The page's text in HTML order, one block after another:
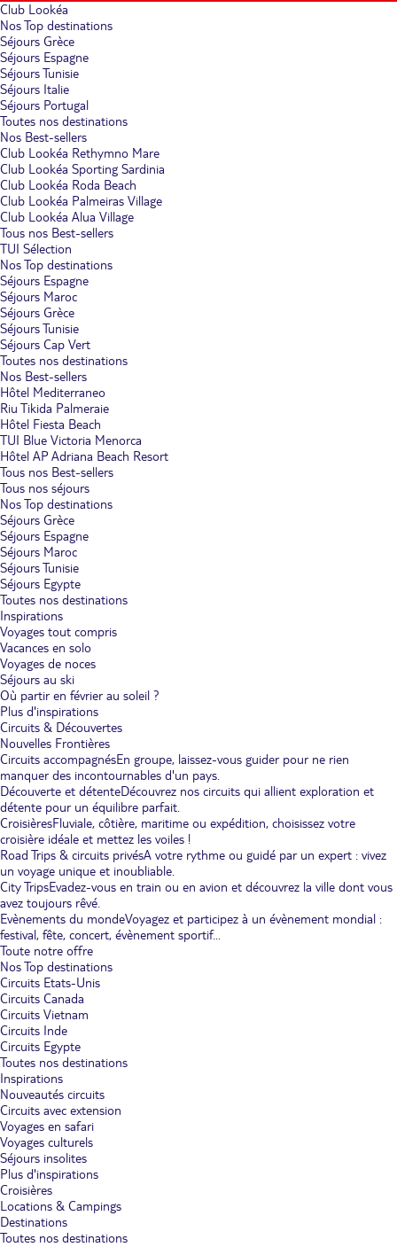
Club Lookéa
Nos Top destinations
Séjours Grèce
Séjours Espagne
Séjours Tunisie
Séjours Italie
Séjours Portugal
Toutes nos destinations
Nos Best-sellers
Club Lookéa Rethymno Mare
Club Lookéa Sporting Sardinia
Club Lookéa Roda Beach
Club Lookéa Palmeiras Village
Club Lookéa Alua Village
Tous nos Best-sellers
TUI Sélection
Nos Top destinations
Séjours Espagne
Séjours Maroc
Séjours Grèce
Séjours Tunisie
Séjours Cap Vert
Toutes nos destinations
Nos Best-sellers
Hôtel Mediterraneo
Riu Tikida Palmeraie
Hôtel Fiesta Beach
TUI Blue Victoria Menorca
Hôtel AP Adriana Beach Resort
Tous nos Best-sellers
Tous nos séjours
Nos Top destinations
Séjours Grèce
Séjours Espagne
Séjours Maroc
Séjours Tunisie
Séjours Egypte
Toutes nos destinations
Inspirations
Voyages tout compris
Vacances en solo
Voyages de noces
Séjours au ski
Où partir en février au soleil ?
Plus d'inspirations
Circuits & Découvertes
Nouvelles Frontières
Circuits accompagnésEn groupe, laissez-vous guider pour ne rien
manquer des incontournables d'un pays.
Découverte et détenteDécouvrez nos circuits qui allient exploration et
détente pour un équilibre parfait.
CroisièresFluviale, côtière, maritime ou expédition, choisissez votre
croisière idéale et mettez les voiles !
Road Trips & circuits privésA votre rythme ou guidé par un expert : vivez
un voyage unique et inoubliable.
City TripsEvadez-vous en train ou en avion et découvrez la ville dont vous
avez toujours rêvé.
Evènements du mondeVoyagez et participez à un évènement mondial :
festival, fête, concert, évènement sportif...
Toute notre offre
Nos Top destinations
Circuits Etats-Unis
Circuits Canada
Circuits Vietnam
Circuits Inde
Circuits Egypte
Toutes nos destinations
Inspirations
Nouveautés circuits
Circuits avec extension
Voyages en safari
Voyages culturels
Séjours insolites
Plus d'inspirations
Croisières
Locations & Campings
Destinations
Toutes nos destinations